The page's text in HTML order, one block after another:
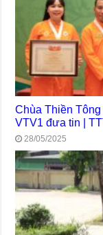
Chùa Thiền
VTV1 đưa tin |
28/05/2025